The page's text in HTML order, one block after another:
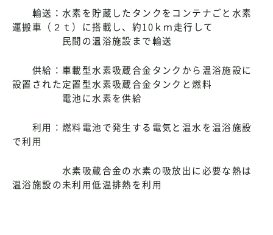
輸送：水素を貯蔵したタンクをコンテナごと水素
運搬車（２ｔ）に搭載し、約10ｋｍ走行して
民間の温浴施設まで輸送
供給：車載型水素吸蔵合金タンクから温浴施設に
設置された定置型水素吸蔵合金タンクと燃料
電池に水素を供給
利用：燃料電池で発生する電気と温水を温浴施設
で利用
水素吸蔵合金の水素の吸放出に必要な熱は
温浴施設の未利用低温排熱を利用